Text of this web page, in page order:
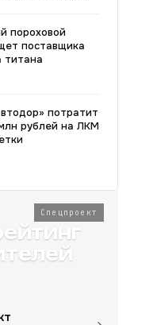
пороховой
поставщика
титана
потратит
рублей на ЛКМ
Спецпроект